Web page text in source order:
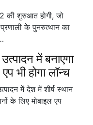
की शुरुआत होगी, जो
के पुनरुत्थान का
में बनाएगा
भी होगा लॉन्च
में देश में शीर्ष स्थान
के लिए मोबाइल एप